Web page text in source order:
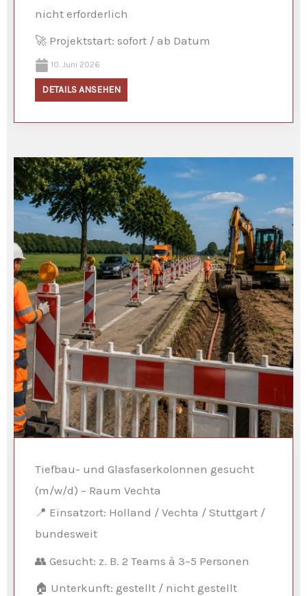
nicht erforderlich
🚀 Projektstart: sofort / ab Datum
10. Juni 2026
DETAILS ANSEHEN
Tiefbau- und Glasfaserkolonnen gesucht
(m/w/d) – Raum Vechta
📍 Einsatzort: Holland / Vechta / Stuttgart /
bundesweit
👥 Gesucht: z. B. 2 Teams à 3–5 Personen
🏠 Unterkunft: gestellt / nicht gestellt